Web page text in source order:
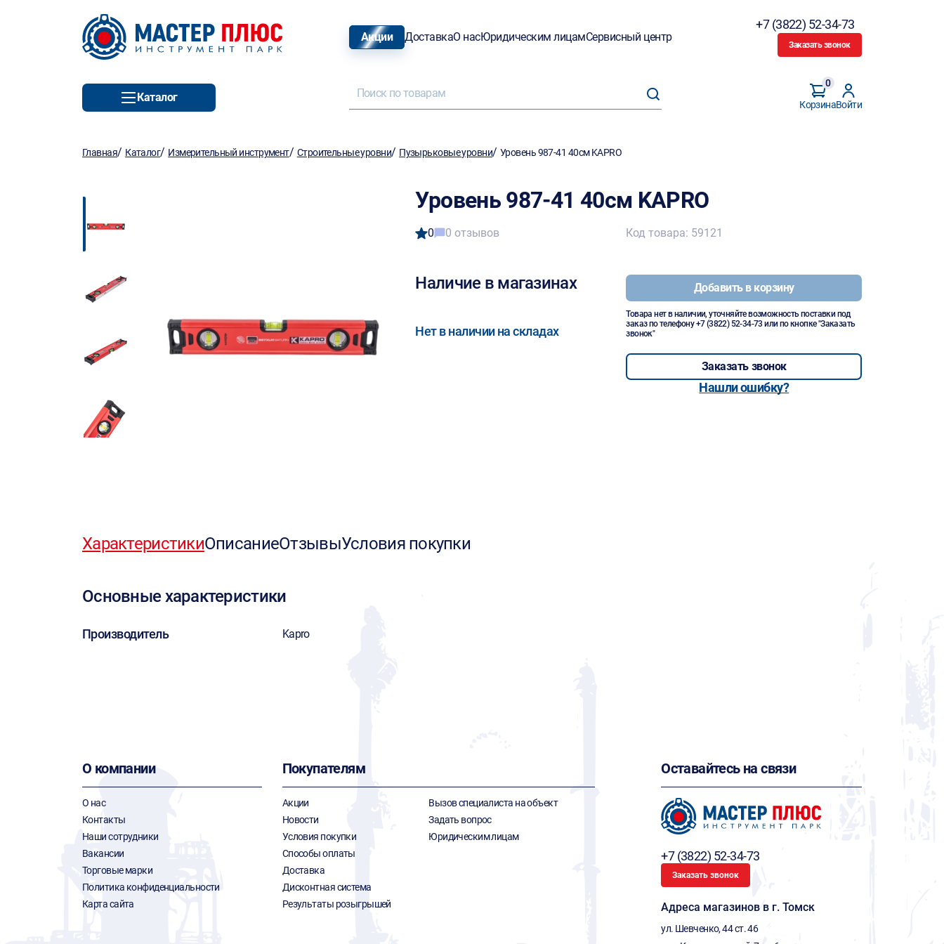
Акции ДоставкаО насЮридическим лицамСервисный центр
+7 (3822) 52-34-73
Заказать звонок
Каталог
Корзина
0
Войти
Главная/ Каталог/ Измерительный инструмент/ Строительные уровни/ Пузырьковые уровни/Уровень 987-41 40см KAPRO
Уровень 987-41 40см KAPRO
0 0 отзывов
Наличие в магазинах
Нет в наличии на складах
Код товара: 59121
Добавить в корзину
Товара нет в наличии, уточняйте возможность поставки под
заказ по телефону+7 (3822) 52-34-73 или по кнопке "Заказать
звонок"
Заказать звонок
Нашли ошибку?
ХарактеристикиОписаниеОтзывыУсловия покупки
Основные характеристики
Производитель Kapro
О компании
О нас
Контакты
Наши сотрудники
Вакансии
Торговые марки
Политика конфиденциальности
Карта сайта
Покупателям
Акции
Новости
Условия покупки
Способы оплаты
Доставка
Дисконтная система
Результаты розыгрышей
Вызов специалиста на объект
Задать вопрос
Юридическим лицам
Оставайтесь на связи
+7 (3822) 52-34-73
Заказать звонок
Адреса магазинов в г. Томск
ул. Шевченко, 44 ст. 46